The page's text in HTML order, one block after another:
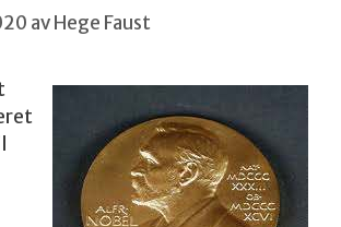
avHege Faust